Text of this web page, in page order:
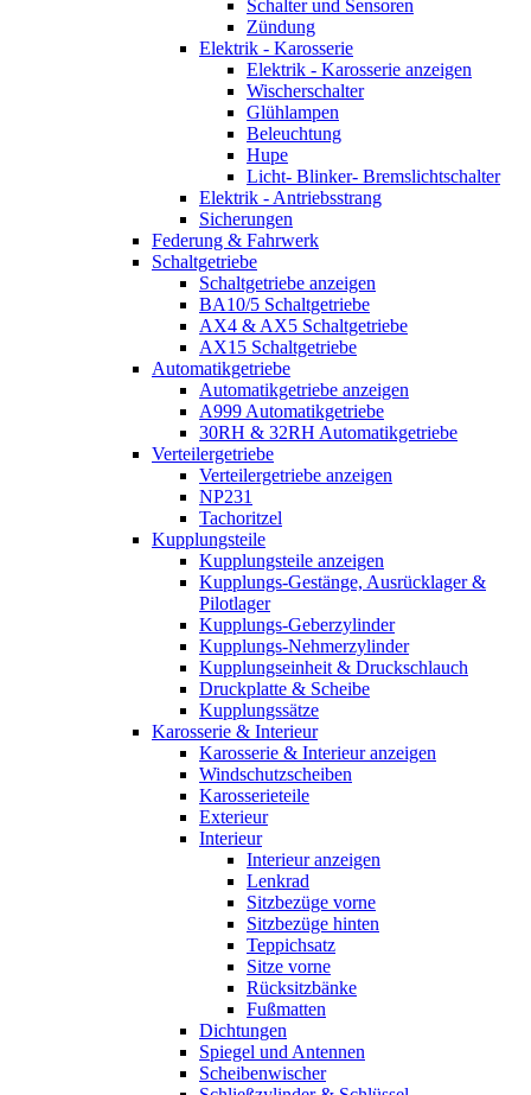
Schalter und Sensoren
Zündung
Elektrik - Karosserie
Elektrik - Karosserie anzeigen
Wischerschalter
Glühlampen
Beleuchtung
Hupe
Licht- Blinker- Bremslichtschalter
Elektrik - Antriebsstrang
Sicherungen
Federung & Fahrwerk
Schaltgetriebe
Schaltgetriebe anzeigen
BA10/5 Schaltgetriebe
AX4 & AX5 Schaltgetriebe
AX15 Schaltgetriebe
Automatikgetriebe
Automatikgetriebe anzeigen
A999 Automatikgetriebe
30RH & 32RH Automatikgetriebe
Verteilergetriebe
Verteilergetriebe anzeigen
NP231
Tachoritzel
Kupplungsteile
Kupplungsteile anzeigen
Kupplungs-Gestänge, Ausrücklager &
Pilotlager
Kupplungs-Geberzylinder
Kupplungs-Nehmerzylinder
Kupplungseinheit & Druckschlauch
Druckplatte & Scheibe
Kupplungssätze
Karosserie & Interieur
Karosserie & Interieur anzeigen
Windschutzscheiben
Karosserieteile
Exterieur
Interieur
Interieur anzeigen
Lenkrad
Sitzbezüge vorne
Sitzbezüge hinten
Teppichsatz
Sitze vorne
Rücksitzbänke
Fußmatten
Dichtungen
Spiegel und Antennen
Scheibenwischer